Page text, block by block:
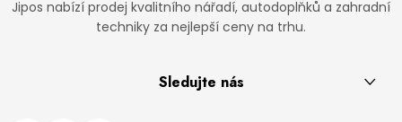
Jipos nabízí prodej kvalitního nářadí, autodoplňků a zahradní
techniky za nejlepší ceny na trhu.
Sledujte nás